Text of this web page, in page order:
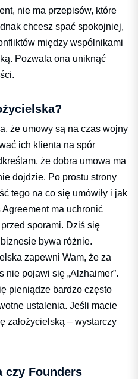
nie ma przepisów, które
chcesz spać spokojniej,
między wspólnikami
Pozwala ona uniknąć
że umowy są na czas wojny
ich klienta na spór
że dobra umowa ma
dojdzie. Po prostu strony
tego na co się umówiły i jak
ma uchronić
sporami. Dziś się
bywa różnie.
zapewni Wam, że za
nie pojawi się „Alzhaimer”.
pieniądze bardzo często
ustalenia. Jeśli macie
założycielską – wystarczy
czy Founders